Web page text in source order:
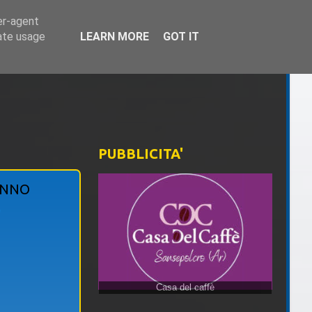
PUBBLICITA'
agent
usage
LEARN MORE GOT IT